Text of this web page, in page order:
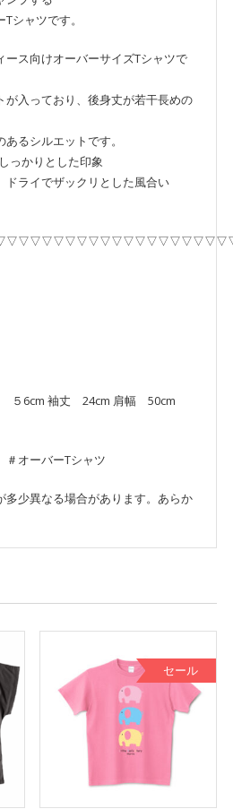
シャツです。
ース向けオーバーサイズTシャツで
が入っており、後身丈が若干長めの
るシルエットです。
っかりとした印象
ドライでザックリとした風合い
５6cm 袖丈 24cm 肩幅 50cm
ーバーTシャツ
多少異なる場合があります。あらか
セール